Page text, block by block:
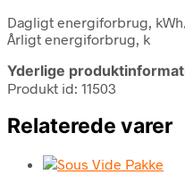
Dagligt energiforbrug,
Årligt energiforbrug, k
Yderlige
Produkt id: 11503
Relaterede varer